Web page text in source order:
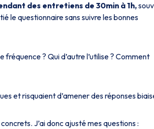
des entretiens de 30min à 1h,
le questionnaire sans suivre les bonnes
? Qui d’autre l’utilise ? Comment
et risquaient d’amener des réponses
J’ai donc ajusté mes questions :